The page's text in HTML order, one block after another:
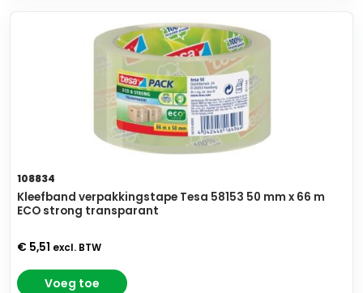
108834
Kleefband verpakkingstape Tesa 58153 50 mm x 66 m
ECO strong transparant
€ 5,51 excl. BTW
Voeg toe